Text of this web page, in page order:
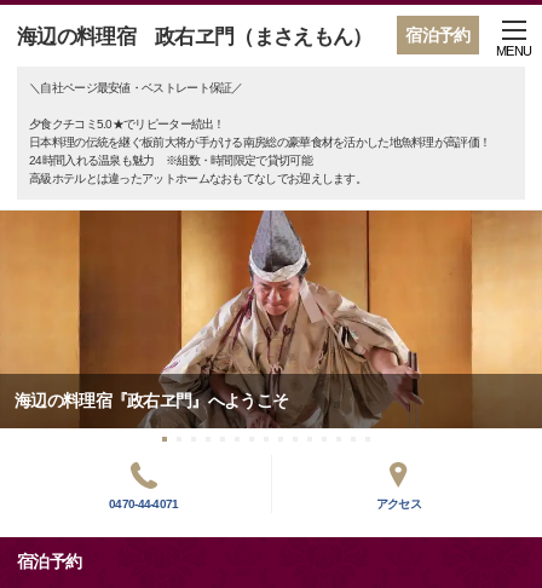
宿泊予約
海辺の料理宿 政右ヱ門（まさえもん）
MENU
＼自社ページ最安値・ベストレート保証／
夕食クチコミ5.0★でリピーター続出！
日本料理の伝統を継ぐ板前大将が手がける南房総の豪華食材を活かした地魚料理が高評価！
24時間入れる温泉も魅力 ※組数・時間限定で貸切可能
高級ホテルとは違ったアットホームなおもてなしでお迎えします。
海辺の料理宿『政右ヱ門』へようこそ
0470-44-4071 アクセス
宿泊予約